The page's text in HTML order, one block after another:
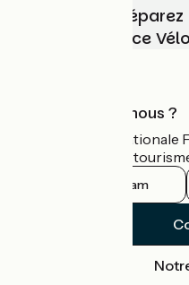
Choisissez,
vélo avec France
Qui sommes-nous ?
L'association nationale
guide officiel du
Instagram